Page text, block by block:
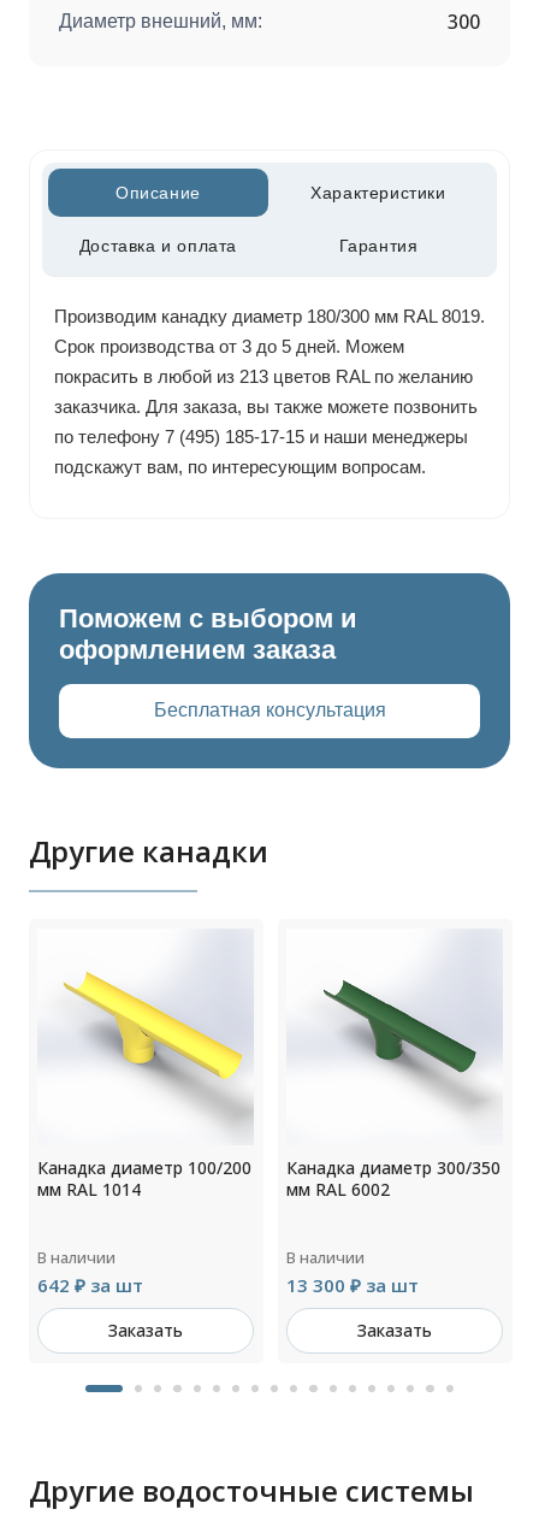
Диаметр внешний, мм: 300
Описание Характеристики
Доставка и оплата Гарантия
Производим канадку диаметр 180/300 мм RAL 8019.
Срок производства от 3 до 5 дней. Можем
покрасить в любой из 213 цветов RAL по желанию
заказчика. Для заказа, вы также можете позвонить
по телефону 7 (495) 185-17-15 и наши менеджеры
подскажут вам, по интересующим вопросам.
Поможем с выбором и
оформлением заказа
Бесплатная консультация
Другие канадки
Канадка диаметр 100/200
мм RAL 1014
В наличии
642 ₽ за шт
Заказать
Канадка диаметр 300/350
мм RAL 6002
В наличии
13 300 ₽ за шт
Заказать
Другие водосточные системы